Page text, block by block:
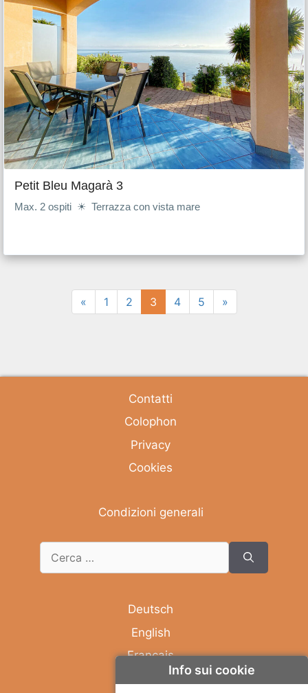
Petit Bleu Magarà 3
Max. 2 ospiti ☀ Terrazza con vista mare
« 1 2 3 4 5 »
Contatti
Colophon
Privacy
Cookies
Condizioni generali
Deutsch
English
Français
Italiano
Info sui cookie